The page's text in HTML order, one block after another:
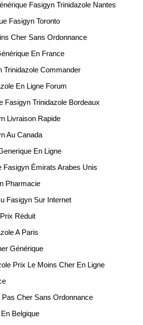
Fasigyn Trinidazole Nantes
Fasigyn Toronto
Cher Sans Ordonnance
En France
Trinidazole Commander
En Ligne Forum
Fasigyn Trinidazole Bordeaux
Livraison Rapide
Au Canada
En Ligne
Fasigyn Émirats Arabes Unis
Pharmacie
Fasigyn Sur Internet
Réduit
A Paris
Générique
Prix Le Moins Cher En Ligne
Pas Cher Sans Ordonnance
Belgique